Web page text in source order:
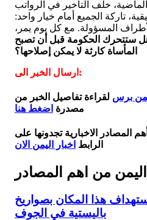
خلف التأخير في الرواتب
تاركة الجميع أمام خيار واحد:
المسؤولة. مع كل يوم يمر،
ستتحرك الحكومة قبل أن تصبح
المأساة كارثة لا يمكن إصلاحها؟
ارسال الخبر الى:
برس لقراءة تفاصيل الخبر من
مصدرة اضغط هنا
المصادر الاخبارية تجدونها على
الرابط اخبار اليمن الان
اليمن من اهم المصادر
هذا المكان بصواريخ
باليستية في الجوف